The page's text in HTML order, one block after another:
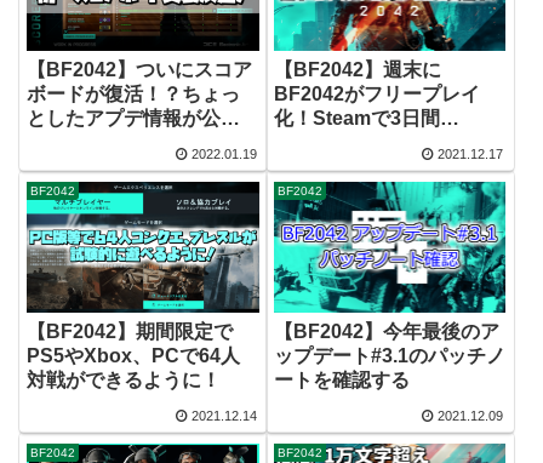
【BF2042】ついにスコア
ボードが復活！？ちょっ
としたアプデ情報が公式
2022.01.19
【BF2042】週末に
BF2042がフリープレイ
化！Steamで3日間
（12.17 – 12.19）無料プ
レイ可能です！
2021.12.17
BF2042
【BF2042】期間限定で
PS5やXbox、PCで64人
対戦ができるように！
2021.12.14
BF2042
【BF2042】今年最後のア
ップデート#3.1のパッチノ
ートを確認する
2021.12.09
BF2042 BF2042